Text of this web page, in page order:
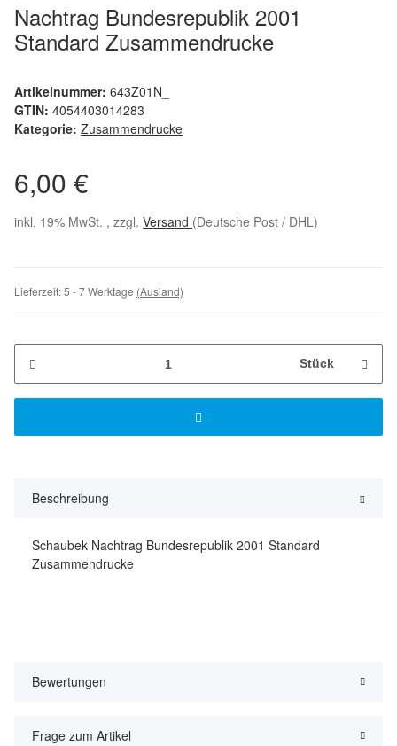
Nachtrag Bundesrepublik 2001
Standard Zusammendrucke
Artikelnummer: 643Z01N_
GTIN: 4054403014283
Kategorie: Zusammendrucke
6,00 €
inkl. 19% MwSt. , zzgl. Versand (Deutsche Post / DHL)
Lieferzeit:5 - 7 Werktage (Ausland)
Stück
Beschreibung
Schaubek Nachtrag Bundesrepublik 2001 Standard
Zusammendrucke
Bewertungen
Frage zum Artikel